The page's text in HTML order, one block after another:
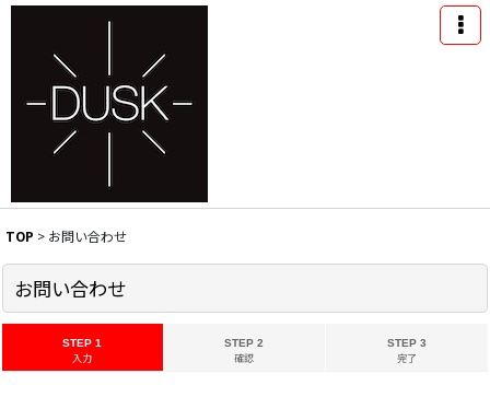
TOP > お問い合わせ
お問い合わせ
STEP 1
入力
STEP 2
確認
STEP 3
完了